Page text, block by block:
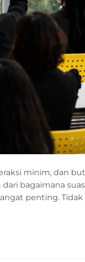
minim, dan
bagaimana
penting. Tidak